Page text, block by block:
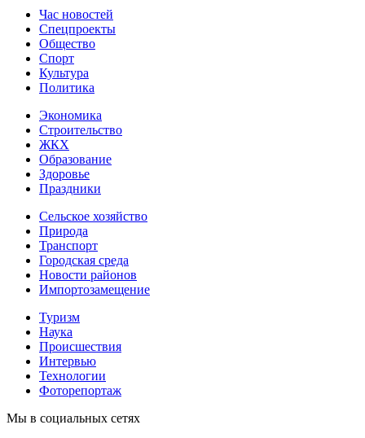
Час новостей
Спецпроекты
Общество
Спорт
Культура
Политика
Экономика
Строительство
ЖКХ
Образование
Здоровье
Праздники
Сельское хозяйство
Природа
Транспорт
Городская среда
Новости районов
Импортозамещение
Туризм
Наука
Происшествия
Интервью
Технологии
Фоторепортаж
Мы в социальных сетях